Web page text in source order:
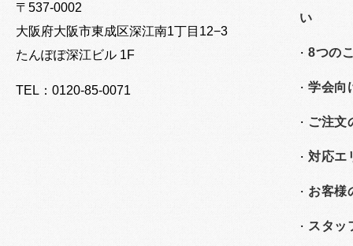
〒537-0002
大阪府大阪市東成区深江南1丁目12−3
たんぽぽ深江ビル 1F
TEL：0120-85-0071
い
8つの
学会向
ご注文
対応エ
お客様
スタッ